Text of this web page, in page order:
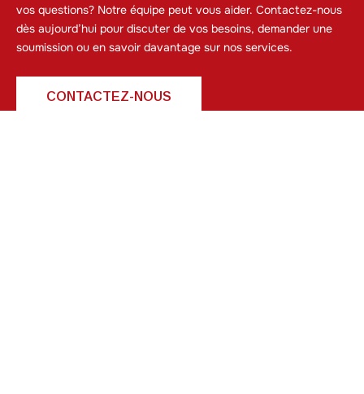
vos questions? Notre équipe peut vous aider. Contactez-nous
dès aujourd’hui pour discuter de vos besoins, demander une
soumission ou en savoir davantage sur nos services.
CONTACTEZ-NOUS